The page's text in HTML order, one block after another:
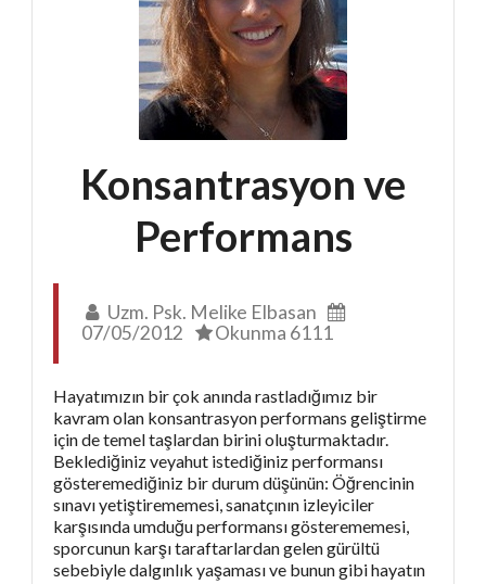
Konsantrasyon ve
Performans
Uzm. Psk. Melike Elbasan
07/05/2012
Okunma 6111
Hayatımızın bir çok anında rastladığımız bir
kavram olan konsantrasyon performans geliştirme
için de temel taşlardan birini oluşturmaktadır.
Beklediğiniz veyahut istediğiniz performansı
gösteremediğiniz bir durum düşünün: Öğrencinin
sınavı yetiştirememesi, sanatçının izleyiciler
karşısında umduğu performansı gösterememesi,
sporcunun karşı taraftarlardan gelen gürültü
sebebiyle dalgınlık yaşaması ve bunun gibi hayatın